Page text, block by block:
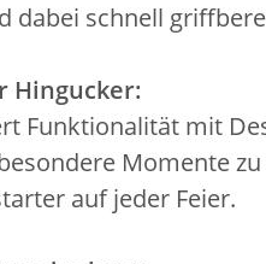
dabei schnell
Hingucker:
Funktionalität mit
Momente
auf jeder Feier.